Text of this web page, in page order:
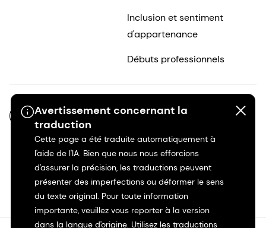
Avertissement concernant la
traduction
Cette page a été traduite automatiquement à
l'aide de l'IA. Bien que nous nous efforcions
d'assurer la précision, les traductions peuvent
présenter des imperfections ou déformer le sens
du texte original. Pour toute information
importante, veuillez vous reporter à la version
dans la langue d'origine. Utilisez les traductions
Inclusion et sentiment
d'appartenance
Débuts professionnels
FR-FR